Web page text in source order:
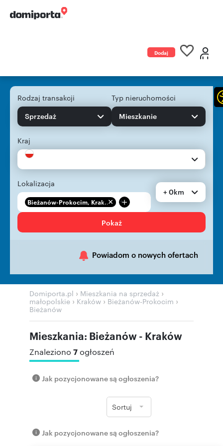
Dodaj
Rodzaj transakcji
Sprzedaż
Typ nieruchomości
Mieszkanie
Kraj
Lokalizacja
Bieżanów-Prokocim, Krak... +
+ 0km
Pokaż
Powiadom o nowych ofertach
Domiporta.pl › Mieszkania na sprzedaż ›
małopolskie › Kraków › Bieżanów-Prokocim ›
Bieżanów
Mieszkania: Bieżanów - Kraków
Znaleziono 7ogłoszeń
Jak pozycjonowane są ogłoszenia?
Sortuj
Jak pozycjonowane są ogłoszenia?